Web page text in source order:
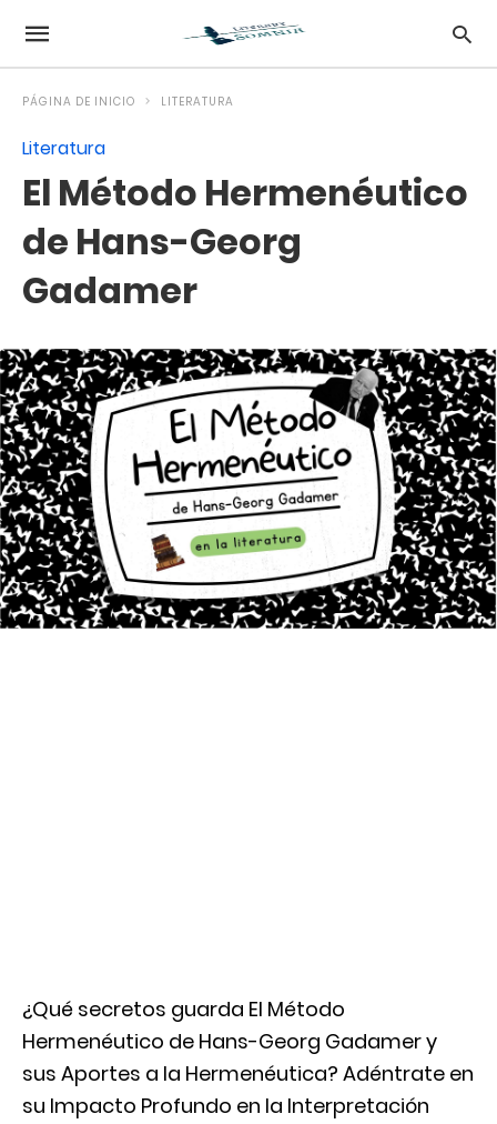
PÁGINA DE INICIO LITERATURA
Literatura
El Método Hermenéutico
de Hans-Georg
Gadamer
¿Qué secretos guarda El Método
Hermenéutico de Hans-Georg Gadamer y
sus Aportes a la Hermenéutica? Adéntrate en
su Impacto Profundo en la Interpretación